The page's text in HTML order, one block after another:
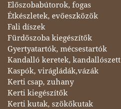
Előszobabútorok, fogas
Étkészletek, evőeszközök
Fali díszek
Fürdőszoba kiegészítők
Gyertyatartók, mécsestartók
Kandalló keretek, kandallószett
Kaspók, virágládák,vázák
Kerti csap, zuhany
Kerti kiegészítők
Kerti kutak, szökőkutak